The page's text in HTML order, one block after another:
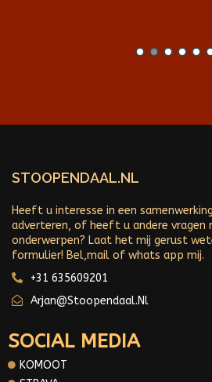
STOOPENDAAL.NL
Heeft u interesse in een
adverteren, of heeft u andere
onderwerpen? Laat het mij gerust
formulier! Bel,mail of whats app mij.
+31 635609201
Arjan@stoopendaal.nl
SOCIAL MEDIA
KOMOOT